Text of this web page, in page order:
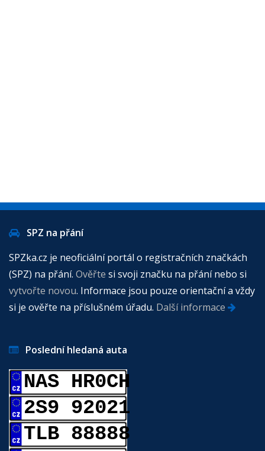
SPZ na přání
SPZka.cz je neoficiální portál o registračních značkách
(SPZ) na přání. Ověřte si svoji značku na přání nebo si
vytvořte novou. Informace jsou pouze orientační a vždy
si je ověřte na příslušném úřadu. Další informace
Poslední hledaná auta
NAS HR0CH
2S9 92021
TLB 88888